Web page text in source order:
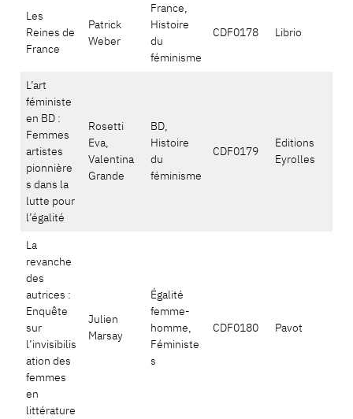
Les
Reines de
France
Patrick
Weber
France,
Histoire
du
féminisme
CDF0178 Librio
L’art
féministe
en BD :
Femmes
artistes
pionnière
s dans la
lutte pour
l’égalité
Rosetti
Eva,
Valentina
Grande
BD,
Histoire
du
féminisme
CDF0179
Editions
Eyrolles
La
revanche
des
autrices :
Enquête
sur
l’invisibilis
ation des
femmes
en
littérature
Julien
Marsay
Égalité
femme-
homme,
Féministe
s
CDF0180 Pavot